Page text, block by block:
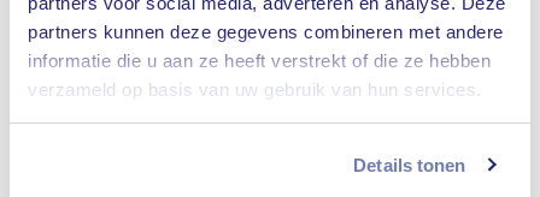
partners kunnen deze gegevens combineren met andere
informatie die u aan ze heeft verstrekt of die ze hebben
verzameld op basis van uw gebruik van hun services.
Details tonen
Vanaf 699,- Bekijk reis